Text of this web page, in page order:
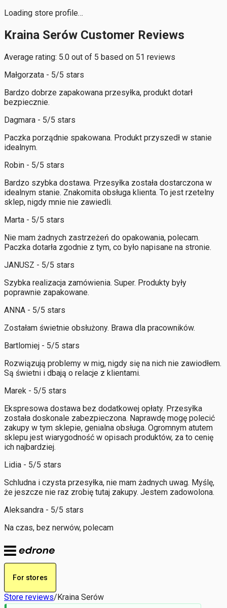
Loading store profile…
Kraina Serów Customer Reviews
Average rating: 5.0 out of 5 based on 51 reviews
Małgorzata - 5/5 stars
Bardzo dobrze zapakowana przesyłka, produkt dotarł
bezpiecznie.
Dagmara - 5/5 stars
Paczka porządnie spakowana. Produkt przyszedł w stanie
idealnym.
Robin - 5/5 stars
Bardzo szybka dostawa. Przesyłka została dostarczona w
idealnym stanie. Znakomita obsługa klienta. To jest rzetelny
sklep, nigdy mnie nie zawiedli.
Marta - 5/5 stars
Nie mam żadnych zastrzeżeń do opakowania, polecam.
Paczka dotarła zgodnie z tym, co było napisane na stronie.
JANUSZ - 5/5 stars
Szybka realizacja zamówienia. Super. Produkty były
poprawnie zapakowane.
ANNA - 5/5 stars
Zostałam świetnie obsłużony. Brawa dla pracowników.
Bartlomiej - 5/5 stars
Rozwiązują problemy w mig, nigdy się na nich nie zawiodłem.
Są świetni i dbają o relacje z klientami.
Marek - 5/5 stars
Ekspresowa dostawa bez dodatkowej opłaty. Przesyłka
została doskonale zabezpieczona. Naprawdę mogę polecić
zakupy w tym sklepie, genialna obsługa. Ogromnym atutem
sklepu jest wiarygodność w opisach produktów, za to cenię
ich najbardziej.
Lidia - 5/5 stars
Schludna i czysta przesyłka, nie mam żadnych uwag. Myślę,
że jeszcze nie raz zrobię tutaj zakupy. Jestem zadowolona.
Aleksandra - 5/5 stars
Na czas, bez nerwów, polecam
For stores
Store reviews/Kraina Serów